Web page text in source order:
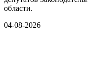
области.
04-08-2026